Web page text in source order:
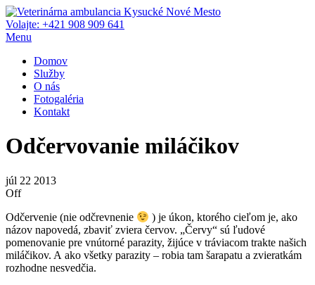
Preskočiť
na
obsah
Veterinárna ambulancia Kysucké Nové Mesto
Kvalitná veterinárna starostlivosť o vášho miláčika
Volajte: +421 908 909 641
Menu
Domov
Služby
O nás
Fotogaléria
Kontakt
Odčervovanie miláčikov
júl 22 2013
Off
Odčervenie (nie odčrevnenie
) je úkon, ktorého cieľom je, ako
názov napovedá, zbaviť zviera červov. „Červy“ sú ľudové
pomenovanie pre vnútorné parazity, žijúce v tráviacom trakte našich
miláčikov. A ako všetky parazity – robia tam šarapatu a zvieratkám
rozhodne nesvedčia.